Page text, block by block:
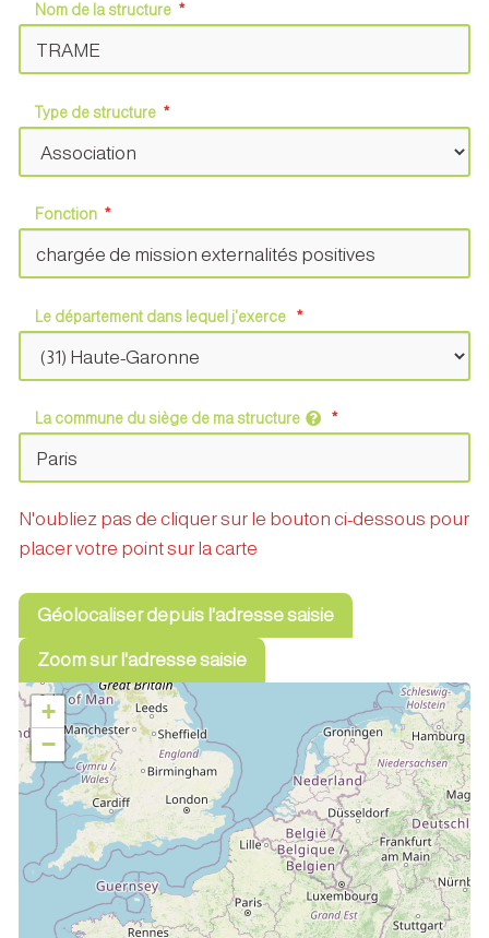
Nom de la structure
Type de structure
Fonction
Le département dans lequel j'exerce
La commune du siège de ma structure
N'oubliez pas de cliquer sur le bouton ci-dessous pour
placer votre point sur la carte
Géolocaliser depuis l'adresse saisie
Zoom sur l'adresse saisie
+
−